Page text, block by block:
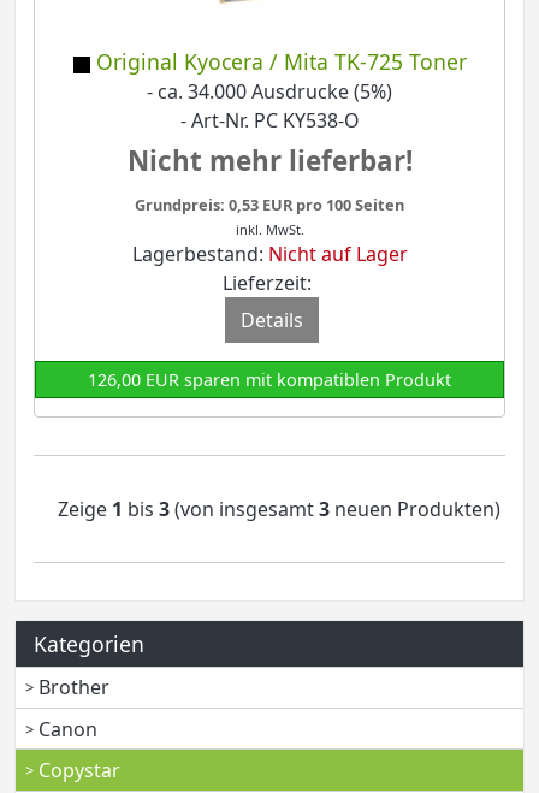
Original Kyocera / Mita TK-725 Toner
- ca. 34.000 Ausdrucke (5%)
- Art-Nr. PC KY538-O
Nicht mehr lieferbar!
Grundpreis: 0,53 EUR pro 100 Seiten
inkl. MwSt.
Lagerbestand: Nicht auf Lager
Lieferzeit:
Details
126,00 EUR sparen mit kompatiblen Produkt
Zeige 1 bis 3(von insgesamt3 neuen Produkten)
Kategorien
Brother
Canon
Copystar